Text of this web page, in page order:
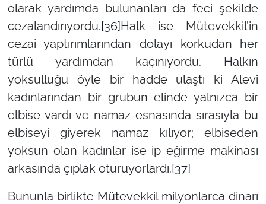
olarak yardımda bulunanları da feci şekilde
cezalandırıyordu.[36]Halk ise Mütevekkil’in
cezai yaptırımlarından dolayı korkudan her
türlü yardımdan kaçınıyordu. Halkın
yoksulluğu öyle bir hadde ulaştı ki Alevî
kadınlarından bir grubun elinde yalnızca bir
elbise vardı ve namaz esnasında sırasıyla bu
elbiseyi giyerek namaz kılıyor; elbiseden
yoksun olan kadınlar ise ip eğirme makinası
arkasında çıplak oturuyorlardı.[37]
Bununla birlikte Mütevekkil milyonlarca dinarı